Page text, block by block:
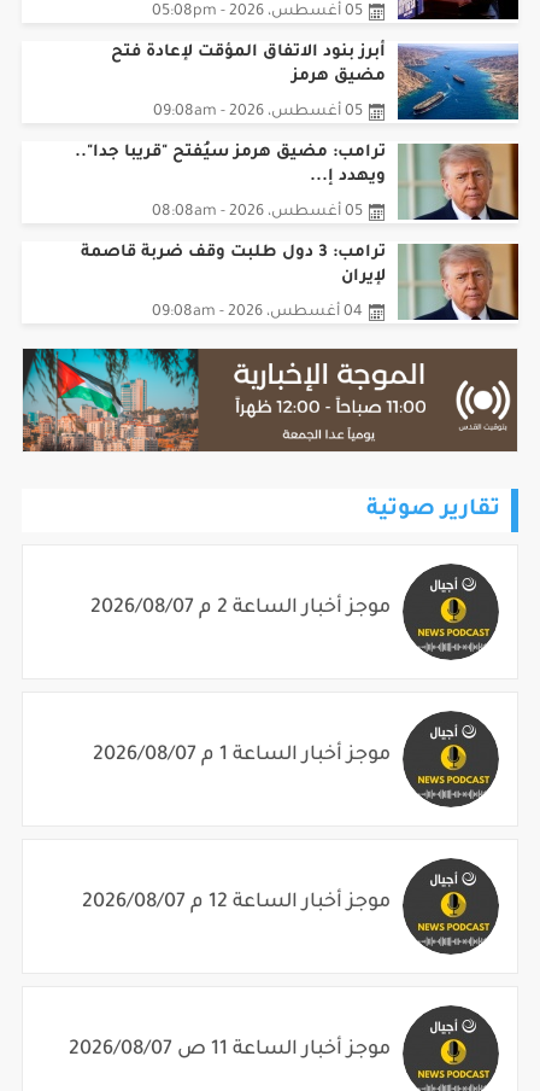
05 أغسطس، 2026 - 05:08pm
أبرز بنود الاتفاق المؤقت لإعادة فتح
مضيق هرمز
05 أغسطس، 2026 - 09:08am
ترامب: مضيق هرمز سيُفتح "قريبا جدا"..
ويهدد إ...
05 أغسطس، 2026 - 08:08am
ترامب: 3 دول طلبت وقف ضربة قاصمة
لإيران
04 أغسطس، 2026 - 09:08am
تقارير صوتية
موجز أخبار الساعة 2 م 2026/08/07
موجز أخبار الساعة 1 م 2026/08/07
موجز أخبار الساعة 12 م 2026/08/07
موجز أخبار الساعة 11 ص 2026/08/07